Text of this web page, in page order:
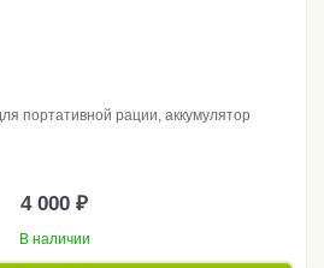
портативной рации, аккумулятор
4 000 ₽
В наличии